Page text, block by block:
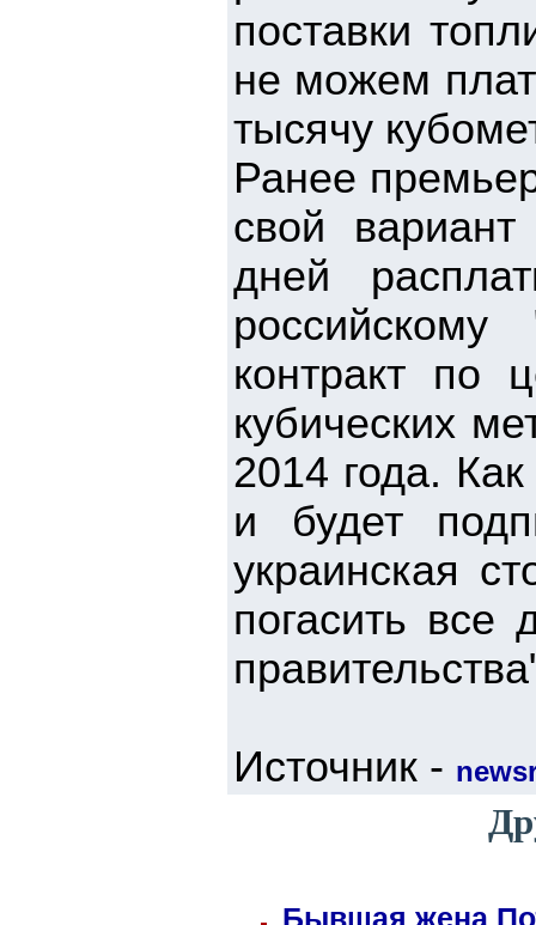
поставки
не можем
тысячу
Ранее
свой
дней
контракт по
кубических
2014 года.
и будет
украинская
погасить все
Источник -
Бывшая жена